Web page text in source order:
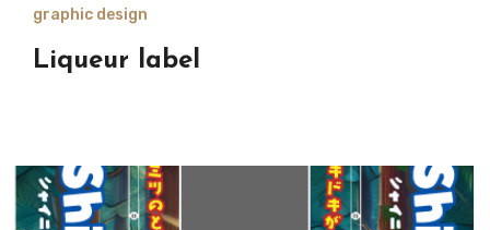
graphic design
Liqueur label